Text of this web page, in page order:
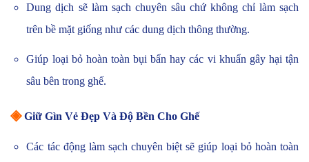
Dung dịch sẽ làm sạch chuyên sâu chứ không chỉ làm sạch
trên bề mặt giống như các dung dịch thông thường.
Giúp loại bỏ hoàn toàn bụi bẩn hay các vi khuẩn gây hại tận
sâu bên trong ghế.
◈ Giữ Gìn Vẻ Đẹp Và Độ Bền Cho Ghế
Các tác động làm sạch chuyên biệt sẽ giúp loại bỏ hoàn toàn